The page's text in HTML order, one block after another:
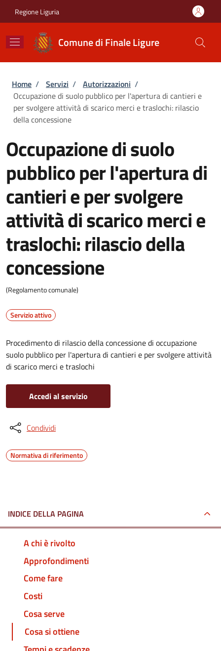
Regione Liguria
Comune di Finale Ligure
Briciole di pane
Home / Servizi / Autorizzazioni /
Occupazione di suolo pubblico per l'apertura di cantieri e
per svolgere attività di scarico merci e traslochi: rilascio
della concessione
Occupazione di suolo
pubblico per l'apertura di
cantieri e per svolgere
attività di scarico merci e
traslochi: rilascio della
concessione
(Regolamento comunale)
Servizio attivo
Procedimento di rilascio della concessione di occupazione
suolo pubblico per l'apertura di cantieri e per svolgere attività
di scarico merci e traslochi
Accedi al servizio
Condividi
Normativa di riferimento
INDICE DELLA PAGINA
A chi è rivolto
Approfondimenti
Come fare
Costi
Cosa serve
Cosa si ottiene